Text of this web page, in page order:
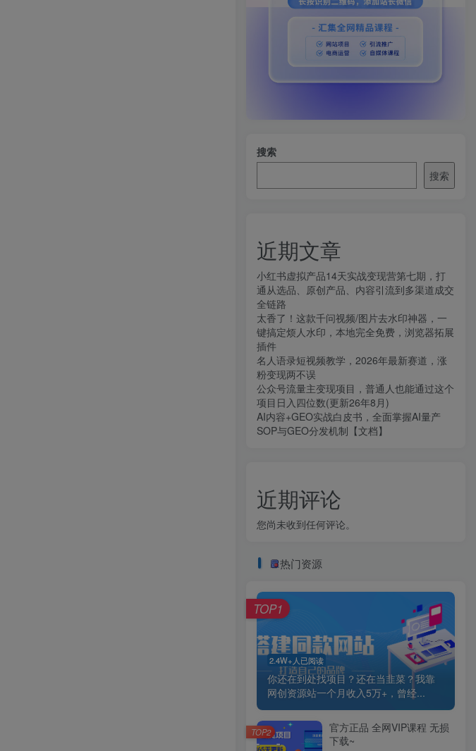
搜索
搜索
近期文章
小红书虚拟产品14天实战变现营第七期，打
通从选品、原创产品、内容引流到多渠道成交
全链路
太香了！这款千问视频/图片去水印神器，一
键搞定烦人水印，本地完全免费，浏览器拓展
插件
名人语录短视频教学，2026年最新赛道，涨
粉变现两不误
公众号流量主变现项目，普通人也能通过这个
项目日入四位数(更新26年8月)
AI内容+GEO实战白皮书，全面掌握AI量产
SOP与GEO分发机制【文档】
近期评论
您尚未收到任何评论。
热门资源
2.4W+人已阅读
你还在到处找项目？还在当韭菜？我靠
网创资源站一个月收入5万+，曾经...
TOP1
官方正品 全网VIP课程 无损
下载~
TOP2